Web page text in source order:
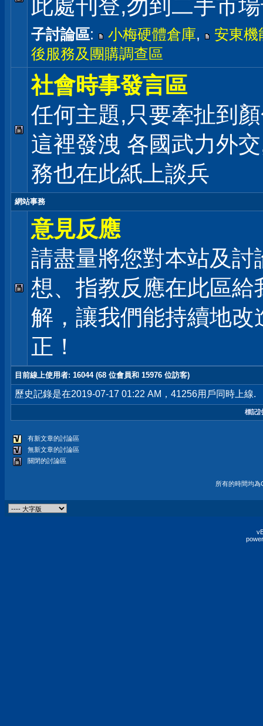
此處刊登,勿到二手市
子討論區: 小梅硬體倉庫,
安東機
後服務及團購調查區
社會時事發言區
任何主題,只要牽扯到
這裡發洩 各國武力外
務也在此紙上談兵
網站事務
意見反應
請盡量將您對本站及討
想、指教反應在此區給
解，讓我們能持續地改
正！
目前線上使用者: 16044 (68 位會員和 15976 位訪客)
歷史記錄是在2019-07-17 01:22 AM，41256用戶同時上線.
標記
有新文章的討論區
無新文章的討論區
關閉的討論區
所有的時間均為